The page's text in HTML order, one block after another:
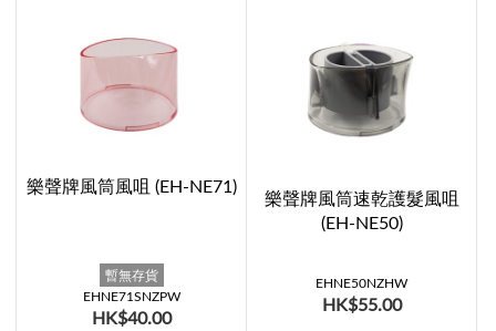
樂聲牌風筒風咀 (EH-NE71)
暫無存貨
EHNE71SNZPW
HK$40.00
樂聲牌風筒速乾護髮風咀
(EH-NE50)
EHNE50NZHW
HK$55.00